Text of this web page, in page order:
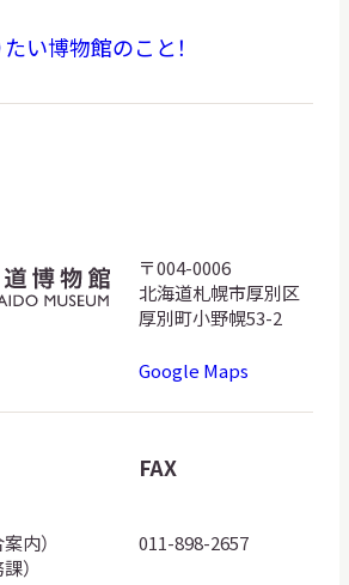
い博物館のこと！
〒004-0006
北海道札幌市厚別区
厚別町小野幌53-2
Google Maps
内）
）
FAX
011-898-2657